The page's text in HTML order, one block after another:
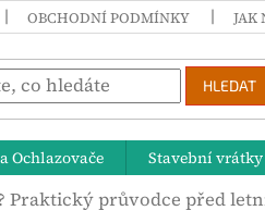
OBCHODNÍ PODMÍNKY JAK
HLEDAT
Ochlazovače Stavební vrátky
Praktický průvodce před